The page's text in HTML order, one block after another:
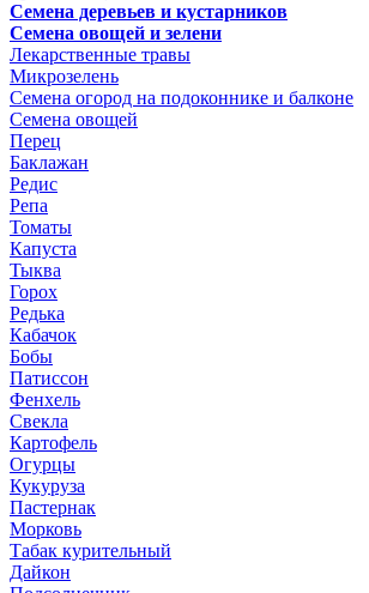
Семена деревьев и кустарников
Семена овощей и зелени
Лекарственные травы
Микрозелень
Семена огород на подоконнике и балконе
Семена овощей
Перец
Баклажан
Редис
Репа
Томаты
Капуста
Тыква
Горох
Редька
Кабачок
Бобы
Патиссон
Фенхель
Свекла
Картофель
Огурцы
Кукуруза
Пастернак
Морковь
Табак курительный
Дайкон